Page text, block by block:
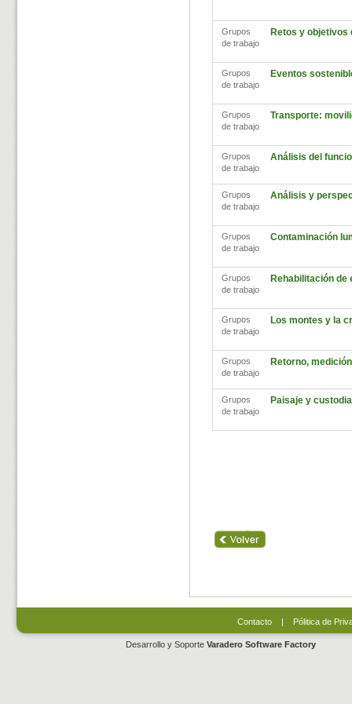
Grupos
de trabajo
Retos y objetivos
Grupos
de trabajo
Eventos
Grupos
de trabajo
Transporte:
Grupos
de trabajo
Análisis del
Grupos
de trabajo
Análisis y
Grupos
de trabajo
Contaminación
Grupos
de trabajo
Rehabilitación
Grupos
de trabajo
Los montes y la
Grupos
de trabajo
Retorno,
Grupos
de trabajo
Paisaje y
Contacto| Pólitica de
Desarrollo y Soporte Varadero Software Factory